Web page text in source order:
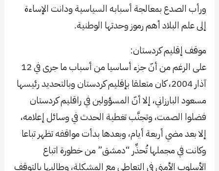
ورأب الصدع بمعالجة أسبابه السياسية ودانت الإساءة
إلى علم البلاد أهم رموز وحدتها الوطنية.
موقف إقليم كردستان:
على الرغم من أنّ جزء أساسيا من أسباب ما جرى في 12
آذار 2004، كان متعلقا بإقليم كردستان وبالتحديد رئيسها
مسعود البارزاني، إلا أنّ المسؤولين في راقليم كردستان
فضلوا الصمت، وتجنَّب تغطية الحدث في وسائل إعلامه،
إلا بعد مضي أربعة أيام، وبعدها بدأت مواقفه تظهر تباعا
وكانت في مجملها تُحذِّر “دمشق” من خطورة اتباع
الأسلوب الأمني في التعاطي مع المشكلة، وطالبها بالتوقف